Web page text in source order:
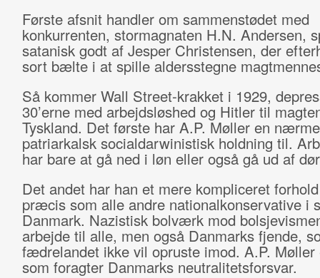
Første afsnit handler om sammenstødet med
konkurrenten, stormagnaten H.N. Andersen,
satanisk godt af Jesper Christensen, der
sort bælte i at spille aldersstegne
Så kommer Wall Street-krakket i 1929,
30’erne med arbejdsløshed og Hitler til
Tyskland. Det første har A.P. Møller en
patriarkalsk socialdarwinistisk holdning til.
har bare at gå ned i løn eller også gå ud af
Det andet har han et mere kompliceret
præcis som alle andre nationalkonservative i
Danmark. Nazistisk bolværk mod
arbejde til alle, men også Danmarks fjende,
fædrelandet ikke vil opruste imod. A.P. Møller
som foragter Danmarks neutralitetsforsvar.